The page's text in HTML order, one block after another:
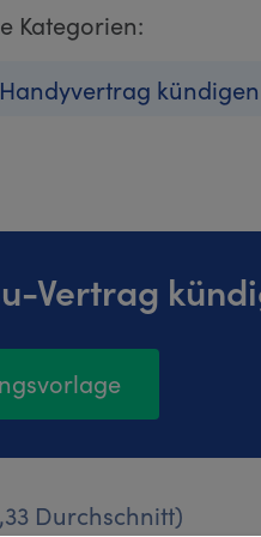
Kategorien:
Handyvertrag kündigen
Vertrag
Durchschnitt)